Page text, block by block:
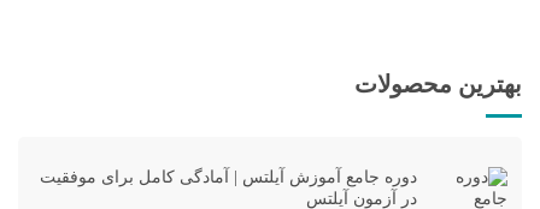
بهترین محصولات
دوره جامع آموزش آیلتس | آمادگی کامل برای موفقیت
در آزمون آیلتس